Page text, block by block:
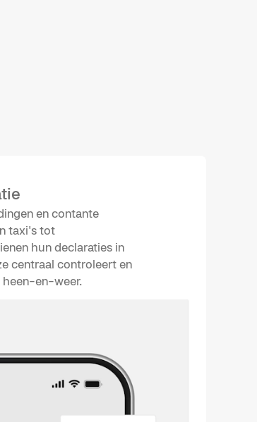
en contante
taxi's tot
hun declaraties in
centraal controleert en
heen-en-weer.